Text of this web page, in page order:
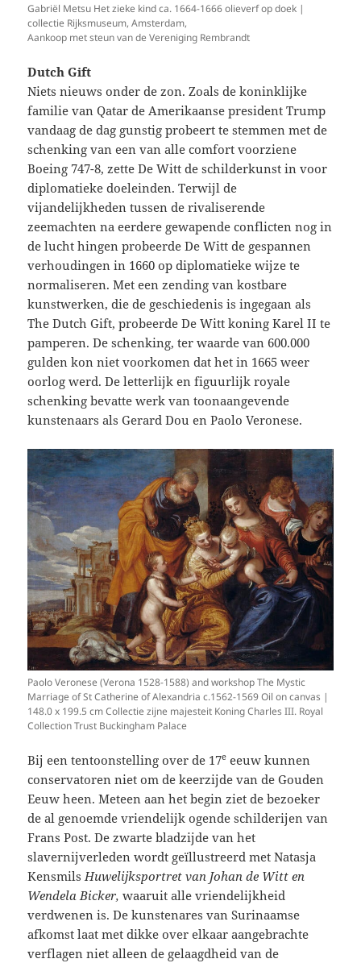
Gabriël Metsu Het zieke kind ca. 1664-1666 olieverf op doek |
collectie Rijksmuseum, Amsterdam,
Aankoop met steun van de Vereniging Rembrandt
Dutch Gift
Niets nieuws onder de zon. Zoals de koninklijke
familie van Qatar de Amerikaanse president Trump
vandaag de dag gunstig probeert te stemmen met de
schenking van een van alle comfort voorziene
Boeing 747-8, zette De Witt de schilderkunst in voor
diplomatieke doeleinden. Terwijl de
vijandelijkheden tussen de rivaliserende
zeemachten na eerdere gewapende conflicten nog in
de lucht hingen probeerde De Witt de gespannen
verhoudingen in 1660 op diplomatieke wijze te
normaliseren. Met een zending van kostbare
kunstwerken, die de geschiedenis is ingegaan als
The Dutch Gift, probeerde De Witt koning Karel II te
pamperen. De schenking, ter waarde van 600.000
gulden kon niet voorkomen dat het in 1665 weer
oorlog werd. De letterlijk en figuurlijk royale
schenking bevatte werk van toonaangevende
kunstenaars als Gerard Dou en Paolo Veronese.
Paolo Veronese (Verona 1528-1588) and workshop The Mystic
Marriage of St Catherine of Alexandria c.1562-1569 Oil on canvas |
148.0 x 199.5 cm Collectie zijne majesteit Koning Charles III. Royal
Collection Trust Buckingham Palace
Bij een tentoonstelling over de 17e eeuw kunnen
conservatoren niet om de keerzijde van de Gouden
Eeuw heen. Meteen aan het begin ziet de bezoeker
de al genoemde vriendelijk ogende schilderijen van
Frans Post. De zwarte bladzijde van het
slavernijverleden wordt geïllustreerd met Natasja
KensmilsHuwelijksportret van Johan de Witt en
Wendela Bicker,waaruit alle vriendelijkheid
verdwenen is. De kunstenares van Surinaamse
afkomst laat met dikke over elkaar aangebrachte
verflagen niet alleen de gelaagdheid van de